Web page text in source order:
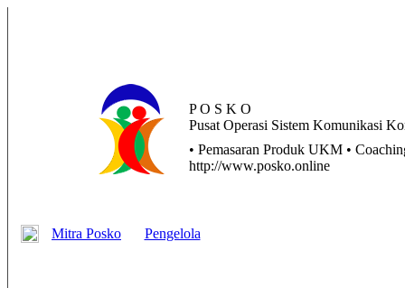
P O S K O
Pusat Operasi Sistem Komunikasi
• Pemasaran Produk UKM •
http://www.posko.online
Mitra Posko Pengelola